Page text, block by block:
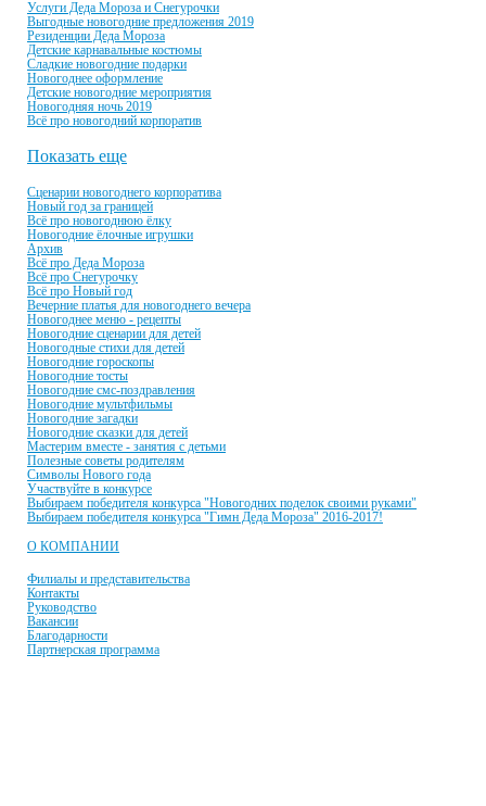
Услуги Деда Мороза и Снегурочки
Выгодные новогодние предложения 2019
Резиденции Деда Мороза
Детские карнавальные костюмы
Сладкие новогодние подарки
Новогоднее оформление
Детские новогодние мероприятия
Новогодняя ночь 2019
Всё про новогодний корпоратив
Показать еще
Сценарии новогоднего корпоратива
Новый год за границей
Всё про новогоднюю ёлку
Новогодние ёлочные игрушки
Архив
Всё про Деда Мороза
Всё про Снегурочку
Всё про Новый год
Вечерние платья для новогоднего вечера
Новогоднее меню - рецепты
Новогодние сценарии для детей
Новогодные стихи для детей
Новогодние гороскопы
Новогодние тосты
Новогодние смс-поздравления
Новогодние мультфильмы
Новогодние загадки
Новогодние сказки для детей
Мастерим вместе - занятия с детьми
Полезные советы родителям
Символы Нового года
Участвуйте в конкурсе
Выбираем победителя конкурса "Новогодних поделок своими руками"
Выбираем победителя конкурса "Гимн Деда Мороза" 2016-2017!
О КОМПАНИИ
Филиалы и представительства
Контакты
Руководство
Вакансии
Благодарности
Партнерская программа